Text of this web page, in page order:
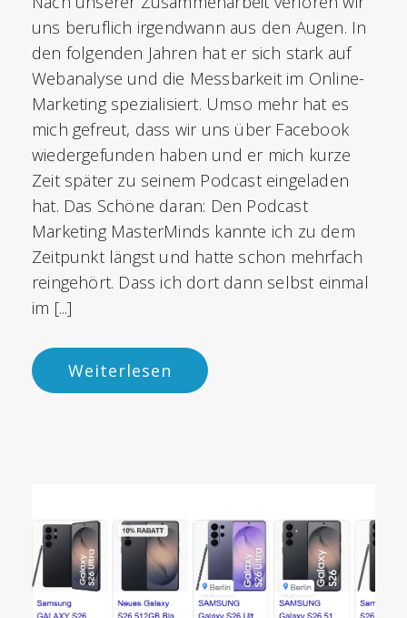
uns beruflich irgendwann aus den Augen. In
den folgenden Jahren hat er sich stark auf
Webanalyse und die Messbarkeit im Online-
Marketing spezialisiert. Umso mehr hat es
mich gefreut, dass wir uns über Facebook
wiedergefunden haben und er mich kurze
Zeit später zu seinem Podcast eingeladen
hat. Das Schöne daran: Den Podcast
Marketing MasterMinds kannte ich zu dem
Zeitpunkt längst und hatte schon mehrfach
reingehört. Dass ich dort dann selbst einmal
im [...]
Weiterlesen